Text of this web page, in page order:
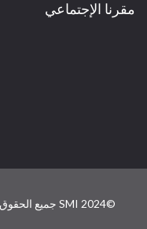
مقرنا الإجتماعي
©SMI 2024 جميع الحقوق محفوظة